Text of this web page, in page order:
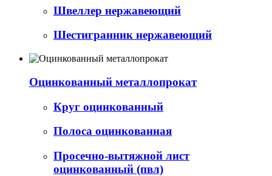
Швеллер нержавеющий
Шестигранник нержавеющий
Оцинкованный металлопрокат
Круг оцинкованный
Полоса оцинкованная
Просечно-вытяжной лист
оцинкованный (пвл)